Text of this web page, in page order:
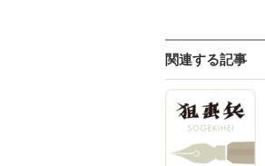
関連する記事